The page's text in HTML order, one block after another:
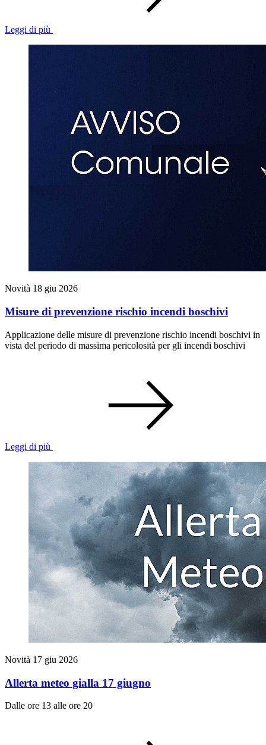
Leggi di più
Novità 18 giu 2026
Misure di prevenzione rischio incendi boschivi
Applicazione delle misure di prevenzione rischio incendi boschivi in
vista del periodo di massima pericolosità per gli incendi boschivi
Leggi di più
Novità 17 giu 2026
Allerta meteo gialla 17 giugno
Dalle ore 13 alle ore 20